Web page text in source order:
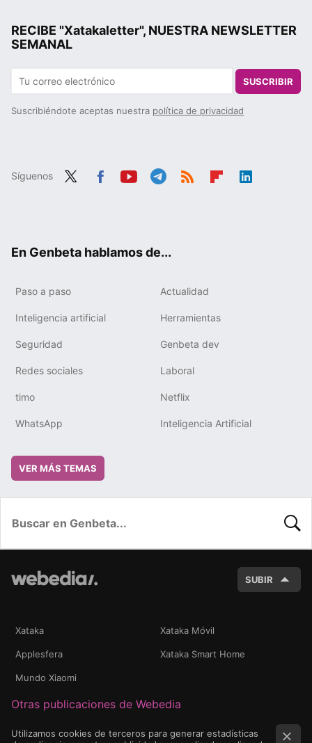
RECIBE "Xatakaletter", NUESTRA NEWSLETTER
SEMANAL
SUSCRIBIR
Suscribiéndote aceptas nuestra política de privacidad
Síguenos
En Genbeta hablamos de...
Paso a paso Actualidad
Inteligencia artificial Herramientas
Seguridad Genbeta dev
Redes sociales Laboral
timo Netflix
WhatsApp Inteligencia Artificial
VER MÁS TEMAS
SUBIR
Xataka Xataka Móvil
Applesfera Xataka Smart Home
Mundo Xiaomi
Otras publicaciones de Webedia
Utilizamos cookies de terceros para generar estadísticas